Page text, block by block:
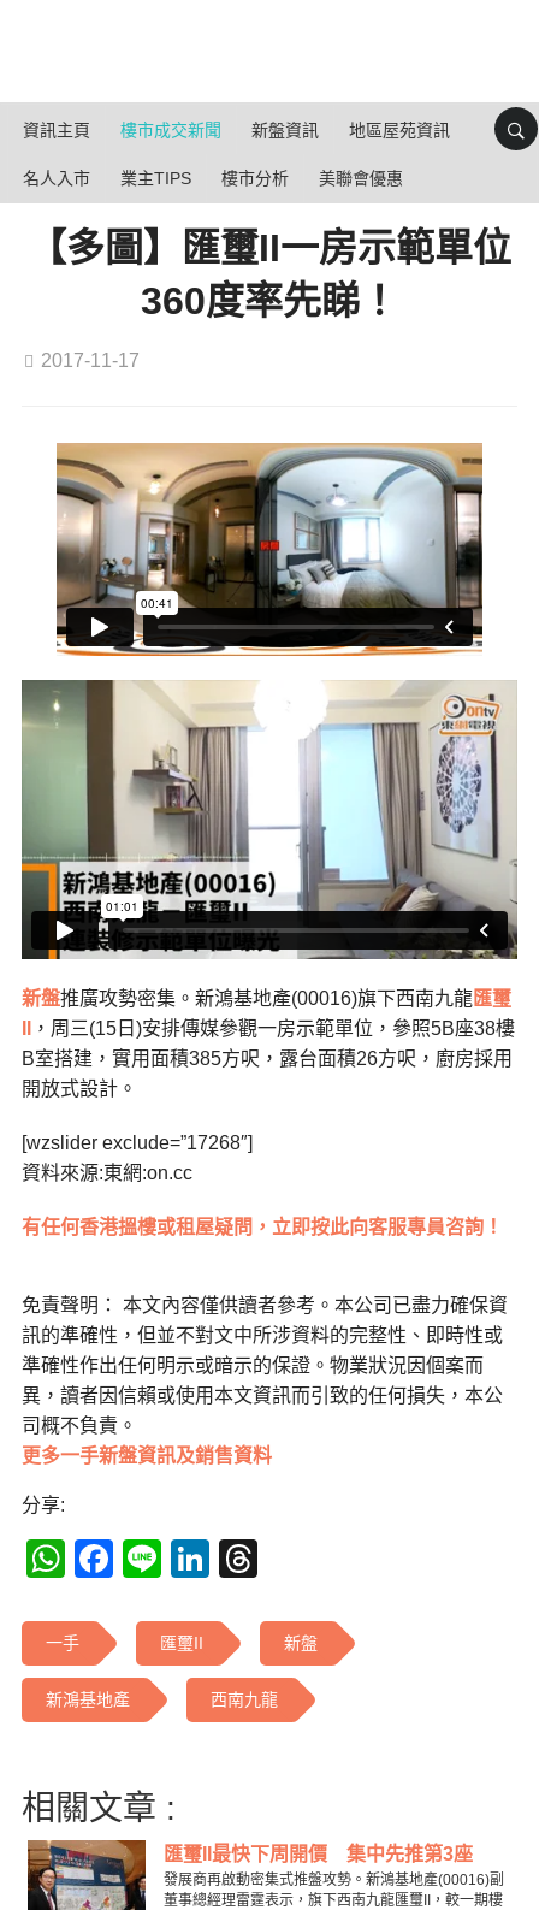
資訊主頁 樓市成交新聞 新盤資訊 地區屋苑資訊
名人入市 業主TIPS 樓市分析 美聯會優惠
【多圖】匯璽II一房示範單位
360度率先睇！
2017-11-17
新盤推廣攻勢密集。新鴻基地產(00016)旗下西南九龍匯璽
，周三(15日)安排傳媒參觀一房示範單位，參照5B座38樓
B室搭建，實用面積385方呎，露台面積26方呎，廚房採用
開放式設計。
[wzslider exclude=”17268″]
資料來源:東網:on.cc
有任何香港搵樓或租屋疑問，立即按此向客服專員咨詢！
免責聲明： 本文內容僅供讀者參考。本公司已盡力確保資
訊的準確性，但並不對文中所涉資料的完整性、即時性或
準確性作出任何明示或暗示的保證。物業狀況因個案而
異，讀者因信賴或使用本文資訊而引致的任何損失，本公
司概不負責。
更多一手新盤資訊及銷售資料
分享:
WhatsApp
Facebook
LineLinkedIn
一手 匯璽II 新盤
新鴻基地產 西南九龍
相關文章 :
匯璽II最快下周開價 集中先推第3座
發展商再啟動密集式推盤攻勢。新鴻基地產(00016)副
董事總經理雷霆表示，旗下西南九龍匯璽II，較一期樓